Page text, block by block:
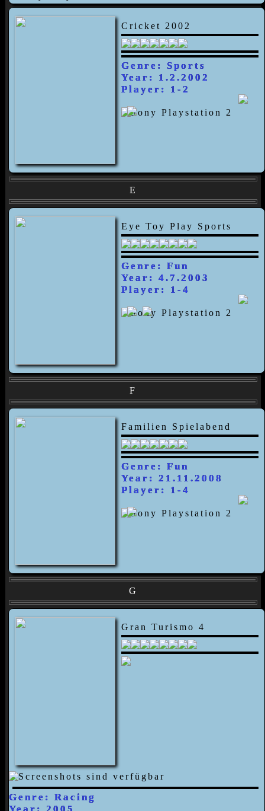
Cricket 2002
Genre: Sports
Year: 1.2.2002
Player: 1-2
E
Eye Toy Play Sports
Genre: Fun
Year: 4.7.2003
Player: 1-4
F
Familien Spielabend
Genre: Fun
Year: 21.11.2008
Player: 1-4
G
Gran Turismo 4
Genre: Racing